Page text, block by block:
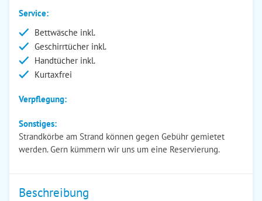
Service:
Bettwäsche inkl.
Geschirrtücher inkl.
Handtücher inkl.
Kurtaxfrei
Verpflegung:
Sonstiges:
Strandkörbe am Strand können gegen Gebühr gemietet
werden. Gern kümmern wir uns um eine Reservierung.
Beschreibung